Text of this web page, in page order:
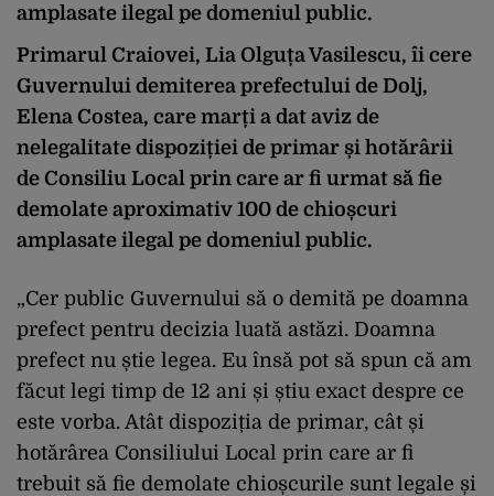
amplasate ilegal pe domeniul public.
Primarul Craiovei, Lia Olguța Vasilescu, îi cere
Guvernului demiterea prefectului de Dolj,
Elena Costea, care marți a dat aviz de
nelegalitate dispoziției de primar și hotărârii
de Consiliu Local prin care ar fi urmat să fie
demolate aproximativ 100 de chioșcuri
amplasate ilegal pe domeniul public.
„Cer public Guvernului să o demită pe doamna
prefect pentru decizia luată astăzi. Doamna
prefect nu știe legea. Eu însă pot să spun că am
făcut legi timp de 12 ani și știu exact despre ce
este vorba. Atât dispoziția de primar, cât și
hotărârea Consiliului Local prin care ar fi
trebuit să fie demolate chioșcurile sunt legale și